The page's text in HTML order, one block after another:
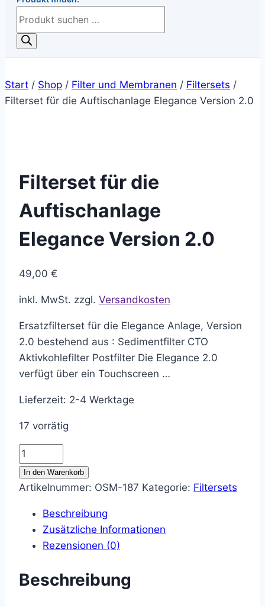
Products
Start / Shop / Filter und Membranen / Filtersets /
Filterset für die Auftischanlage Elegance Version 2.0
Filterset für die
Auftischanlage
Elegance Version 2.0
49,00 €
inkl. MwSt. zzgl. Versandkosten
Ersatzfilterset für die Elegance Anlage, Version
2.0 bestehend aus : Sedimentfilter CTO
Aktivkohlefilter Postfilter Die Elegance 2.0
verfügt über ein Touchscreen …
Lieferzeit: 2-4 Werktage
17 vorrätig
Filterset
für
die
Elegance
Version
2.0
In den Warenkorb
Artikelnummer: OSM-187 Kategorie: Filtersets
Beschreibung
Zusätzliche Informationen
Rezensionen (0)
Beschreibung